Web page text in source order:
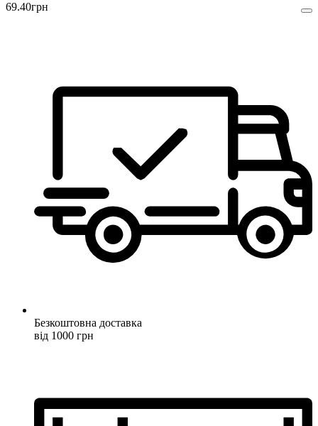
69.40грн
Безкоштовна доставка
від 1000 грн